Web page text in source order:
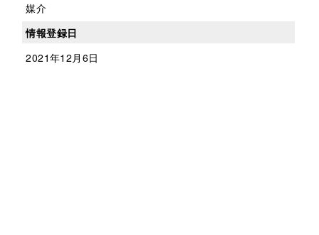
媒介
情報登録日
2021年12月6日